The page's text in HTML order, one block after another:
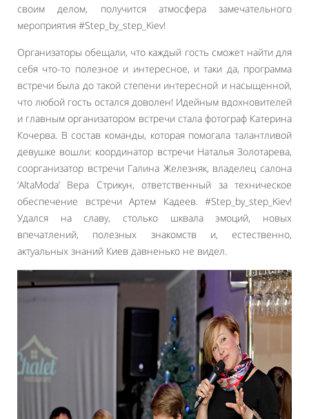
своим делом, получится атмосфера замечательного
мероприятия #Step_by_step_Kiev!
Организаторы обещали, что каждый гость сможет найти для
себя что-то полезное и интересное, и таки да, программа
встречи была до такой степени интересной и насыщенной,
что любой гость остался доволен! Идейным вдохновителей
и главным организатором встречи стала фотограф Катерина
Кочерва. В состав команды, которая помогала талантливой
девушке вошли: координатор встречи Наталья Золотарева,
соорганизатор встречи Галина Железняк, владелец салона
‘AltaModa’ Вера Стрикун, ответственный за техническое
обеспечение встречи Артем Кадеев. #Step_by_step_Kiev!
Удался на славу, столько шквала эмоций, новых
впечатлений, полезных знакомств и, естественно,
актуальных знаний Киев давненько не видел.